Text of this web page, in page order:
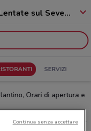
Lentate sul Seveso - 20823
SERVIZI
Orari di apertura e
Continua senza accettare